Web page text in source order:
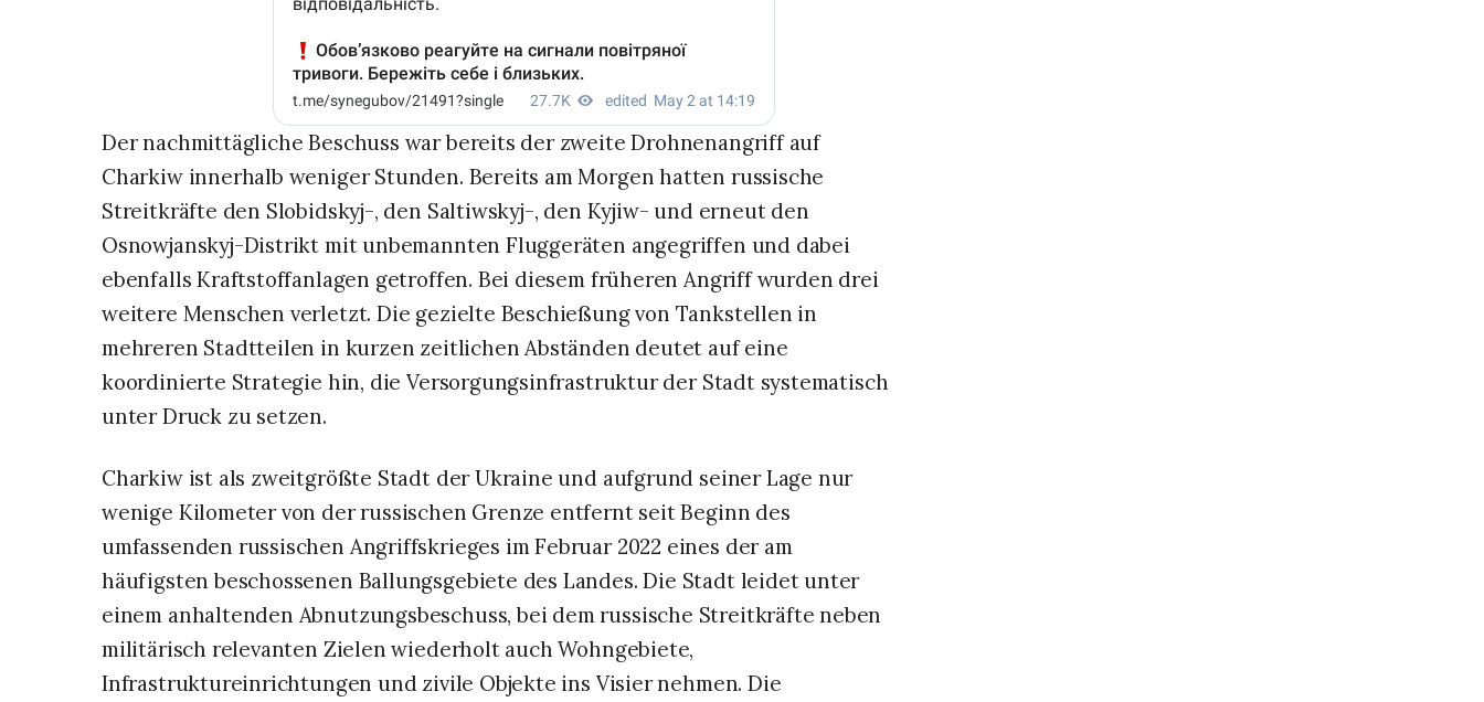
Der nachmittägliche Beschuss war bereits der zweite Drohnenangriff auf
Charkiw innerhalb weniger Stunden. Bereits am Morgen hatten russische
Streitkräfte den Slobidskyj-, den Saltiwskyj-, den Kyjiw- und erneut den
Osnowjanskyj-Distrikt mit unbemannten Fluggeräten angegriffen und dabei
ebenfalls Kraftstoffanlagen getroffen. Bei diesem früheren Angriff wurden drei
weitere Menschen verletzt. Die gezielte Beschießung von Tankstellen in
mehreren Stadtteilen in kurzen zeitlichen Abständen deutet auf eine
koordinierte Strategie hin, die Versorgungsinfrastruktur der Stadt systematisch
unter Druck zu setzen.
Charkiw ist als zweitgrößte Stadt der Ukraine und aufgrund seiner Lage nur
wenige Kilometer von der russischen Grenze entfernt seit Beginn des
umfassenden russischen Angriffskrieges im Februar 2022 eines der am
häufigsten beschossenen Ballungsgebiete des Landes. Die Stadt leidet unter
einem anhaltenden Abnutzungsbeschuss, bei dem russische Streitkräfte neben
militärisch relevanten Zielen wiederholt auch Wohngebiete,
Infrastruktureinrichtungen und zivile Objekte ins Visier nehmen. Die